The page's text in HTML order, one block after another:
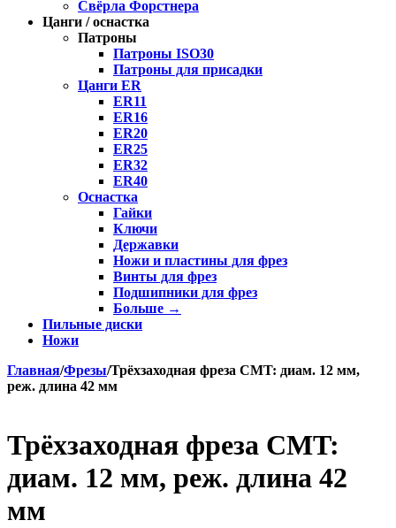
Свёрла Форстнера
Цанги / оснастка
Патроны
Патроны ISO30
Патроны для присадки
Цанги ER
ER11
ER16
ER20
ER25
ER32
ER40
Оснастка
Гайки
Ключи
Державки
Ножи и пластины для фрез
Винты для фрез
Подшипники для фрез
Больше →
Пильные диски
Ножи
Главная/Фрезы/Трёхзаходная фреза CMT: диам. 12 мм,
реж. длина 42 мм
Трёхзаходная фреза CMT:
диам. 12 мм, реж. длина 42
мм